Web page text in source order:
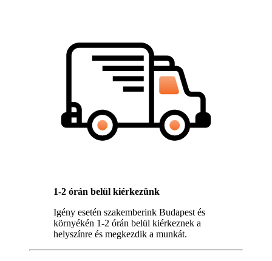
1-2 órán belül kiérkezünk
Igény esetén szakemberink Budapest és
környékén 1-2 órán belül kiérkeznek a
helyszínre és megkezdik a munkát.